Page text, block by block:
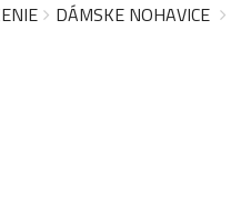
DÁMSKE NOHAVICE